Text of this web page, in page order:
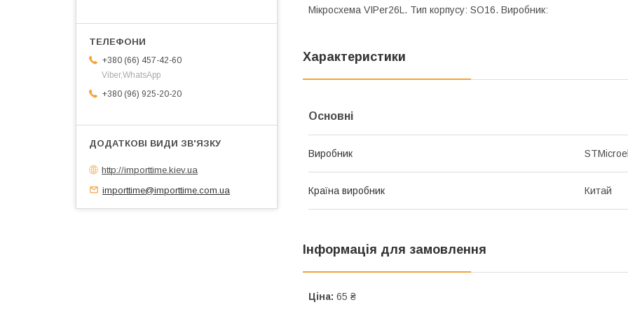
Мікросхема VIPer26L. Тип корпусу: SO16. Виробник:
Характеристики
Основні
Виробник
Країна виробник Китай
Інформація для замовлення
Ціна: 65 ₴
+380 (66) 457-42-60
Viber,WhatsApp
+380 (96) 925-20-20
http://importtime.kiev.ua
importtime@importtime.com.ua